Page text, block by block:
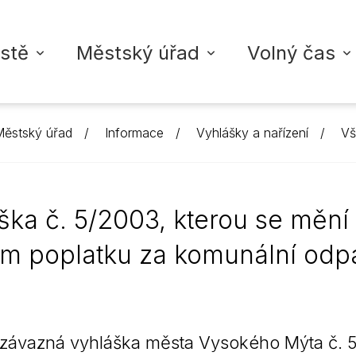
Ordinace pro děti a
Ostatní ordinace
Městský úřad
struktura
města
Povinné informace
Úřední deska
Životní situace
Volný čas
M-klub
akcí
Digitální vydání
Přidat příspěvek
úřad Informace Vyhlášky a nařízení
č. 5/2003, kterou se
poplatku za komunální
vyhláška města Vysokého Mýta č.